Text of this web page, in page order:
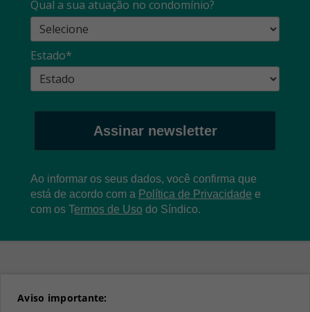
Qual a sua atuação no condomínio?
Estado*
Assinar newsletter
Ao informar os seus dados, você confirma que
está de acordo com a Política de Privacidade e
com os Termos de Uso do Síndico.
Aviso importante: